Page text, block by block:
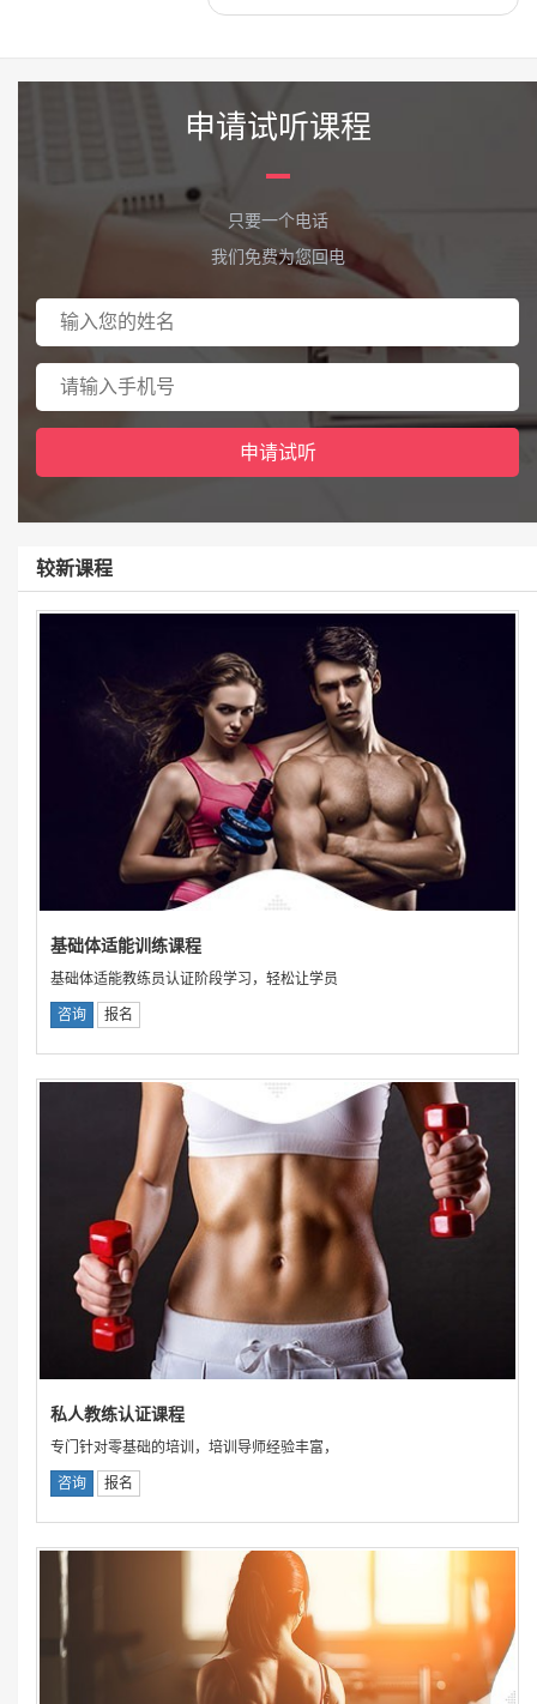
申请试听课程
只要一个电话
我们免费为您回电
较新课程
基础体适能训练课程
基础体适能教练员认证阶段学习，轻松让学员
咨询 报名
私人教练认证课程
专门针对零基础的培训，培训导师经验丰富，
咨询 报名